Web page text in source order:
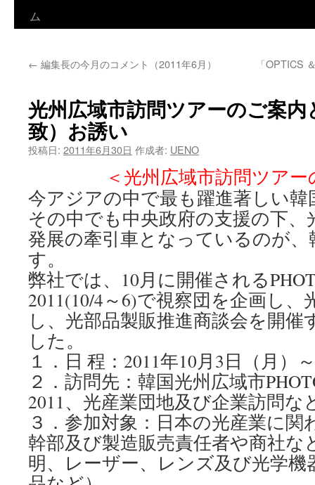
ン
へ
ス
ッ
ム
← 編集長の今月のコメント（2011年6月） 「OPTICS
光州広域市訪問ツアーのご案内
致）お誘い
投稿日: 2011年6月30日 作成者: UENO
＜光州広域市訪問ツア
今アジアの中で最も躍進著しい韓
その中でも中央政府の支援の下、
発展の牽引車となっているのが、
す。
弊社では、10月に開催される
2011(10/4～6)で視察団を企画し、
し、光部品製販推進商談会を開
した。
１．日 程：2011年10月3日（月）
２．訪問先：韓国光州広域市
2011、光産業団地及び企業訪問な
３．参加対象：日本の光産業に
幹部及び製造販売責任者や商社な
明、レーザー、レンズ及び光学機